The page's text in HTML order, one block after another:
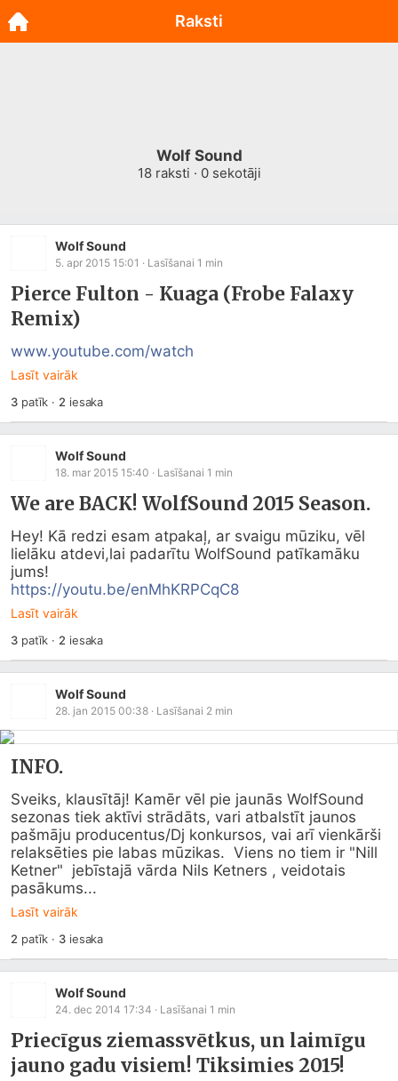
Wolf Sound
18raksti · 0sekotāji
Wolf Sound
5. apr 2015 15:01 · Lasīšanai 1 min
Pierce Fulton - Kuaga (Frobe Falaxy
Remix)
www.youtube.com/watch
Lasīt vairāk
3patīk · 2 iesaka
Wolf Sound
18. mar 2015 15:40 · Lasīšanai 1 min
We are BACK! WolfSound 2015 Season.
Hey! Kā redzi esam atpakaļ, ar svaigu mūziku, vēl
lielāku atdevi,lai padarītu WolfSound patīkamāku
https://youtu.be/enMhKRPCqC8
Lasīt vairāk
3patīk · 2 iesaka
Wolf Sound
28. jan 2015 00:38 · Lasīšanai 2 min
INFO.
Sveiks, klausītāj! Kamēr vēl pie jaunās WolfSound
sezonas tiek aktīvi strādāts, vari atbalstīt jaunos
pašmāju producentus/Dj konkursos, vai arī vienkārši
relaksēties pie labas mūzikas.  Viens no tiem ir "Nill
Ketner"  jebīstajā vārda Nils Ketners , veidotais
pasākums...
Lasīt vairāk
2 patīk · 3iesaka
Wolf Sound
24. dec 2014 17:34 · Lasīšanai 1 min
Priecīgus ziemassvētkus, un laimīgu
jauno gadu visiem! Tiksimies 2015!
Raksti